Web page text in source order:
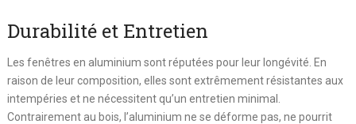
Durabilité et Entretien
Les fenêtres en aluminium sont réputées pour leur longévité. En
raison de leur composition, elles sont extrêmement résistantes aux
intempéries et ne nécessitent qu’un entretien minimal.
Contrairement au bois, l’aluminium ne se déforme pas, ne pourrit